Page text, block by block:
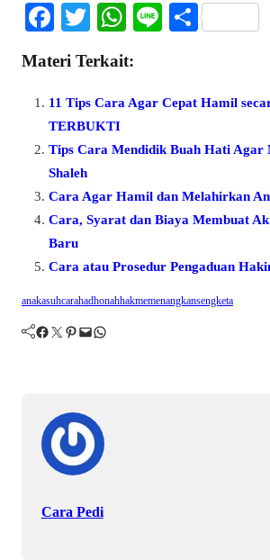
Fa
ce
bo
ok
T
wi
tte
r
W
ts
A
Li S
Materi Terkait:
11 Tips Cara Agar Cepat Hamil
TERBUKTI
Tips Cara Mendidik Buah Hati Agar
Shaleh
Cara Agar Hamil dan Melahirkan
Cara, Syarat dan Biaya Membuat
Baru
Cara atau Prosedur Pengaduan
anakasuhcarahadhonahhakmemenangkansengketa
Facebook Twitter Pinterest Mail WhatsApp
Cara Pedi